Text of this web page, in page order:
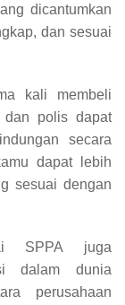
dicantumkan
dan sesuai
kali membeli
dan polis dapat
secara
dapat lebih
sesuai dengan
SPPA juga
dalam dunia
perusahaan